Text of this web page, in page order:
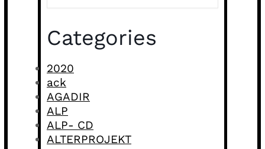
Categories
2020
ack
AGADIR
ALP
ALP- CD
ALTERPROJEKT